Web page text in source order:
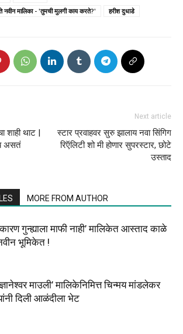
नवीन मालिका - 'तुमची मुलगी काय करते?'
हरीश दुधाडे
शाही थाट |
असतं
Next article
स्टार प्रवाहवर सुरु झालाय नवा सिंगिग
रिऍलिटी शो मी होणार सुपरस्टार, छोटे
उस्ताद
MORE FROM AUTHOR
गुन्ह्याला माफी नाही’ मालिकेत आस्ताद काळे
भूमिकेत !
माउली’ मालिकेनिमित्त चिन्मय मांडलेकर
दिली आळंदीला भेट